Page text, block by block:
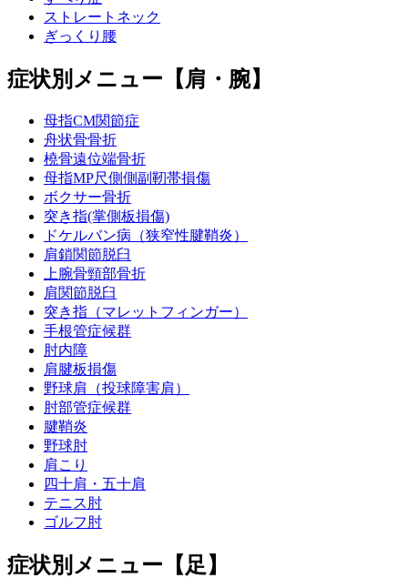
ストレートネック
ぎっくり腰
症状別メニュー【肩・腕】
母指CM関節症
舟状骨骨折
橈骨遠位端骨折
母指MP尺側側副靭帯損傷
ボクサー骨折
突き指(掌側板損傷)
ドケルバン病（狭窄性腱鞘炎）
肩鎖関節脱臼
上腕骨頸部骨折
肩関節脱臼
突き指（マレットフィンガー）
手根管症候群
肘内障
肩腱板損傷
野球肩（投球障害肩）
肘部管症候群
腱鞘炎
野球肘
肩こり
四十肩・五十肩
テニス肘
ゴルフ肘
症状別メニュー【足】